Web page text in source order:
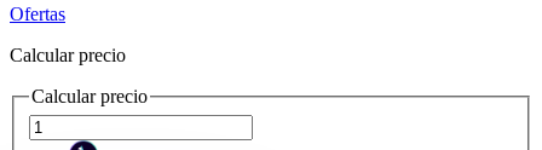
Ofertas
Calcular precio
Calcular precio